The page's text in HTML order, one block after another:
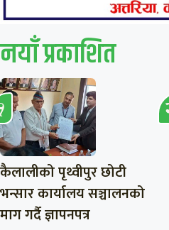
नयाँ प्रकाशित
कैलालीको पृथ्वीपुर छोटी
भन्सार कार्यालय सञ्चालनको
माग गर्दै ज्ञापनपत्र